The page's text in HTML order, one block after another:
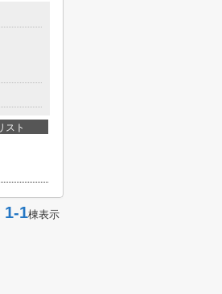
スト
1棟表示